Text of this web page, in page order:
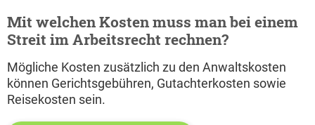
Mit welchen Kosten muss man bei einem
Streit im Arbeitsrecht rechnen?
Mögliche Kosten zusätzlich zu den Anwaltskosten
können Gerichtsgebühren, Gutachterkosten sowie
Reisekosten sein.